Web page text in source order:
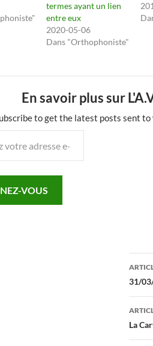
termes ayant un lien
entre eux
2020-05-06
Dans "Orthophoniste"
En savoir plus sur
to get the latest posts sent to
VOUS
31/
La